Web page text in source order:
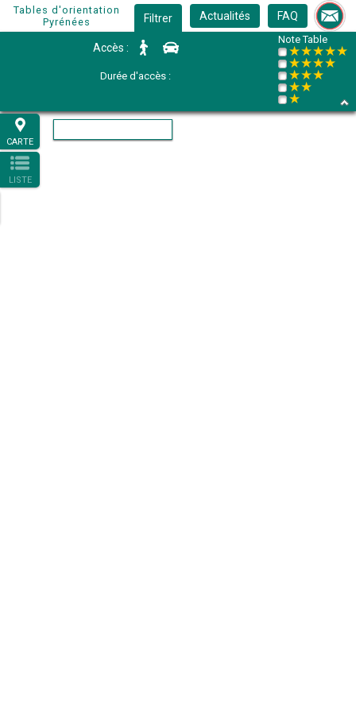
Tables d'orientation
Pyrénées
Filtrer Actualités FAQ
Accès :
Durée d'accès :
Note Table
★★★★★
★★★★
★★★
★★
★
CARTE
LISTE